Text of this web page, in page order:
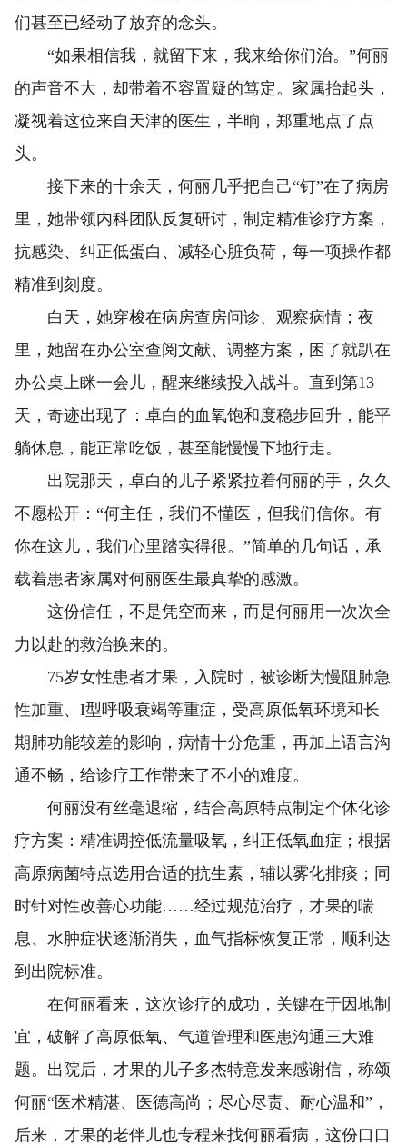
们甚至已经动了放弃的念头。
“如果相信我，就留下来，我来给你们治。”何丽
的声音不大，却带着不容置疑的笃定。家属抬起头，
凝视着这位来自天津的医生，半晌，郑重地点了点
头。
接下来的十余天，何丽几乎把自己“钉”在了病房
里，她带领内科团队反复研讨，制定精准诊疗方案，
抗感染、纠正低蛋白、减轻心脏负荷，每一项操作都
精准到刻度。
白天，她穿梭在病房查房问诊、观察病情；夜
里，她留在办公室查阅文献、调整方案，困了就趴在
办公桌上眯一会儿，醒来继续投入战斗。直到第13
天，奇迹出现了：卓白的血氧饱和度稳步回升，能平
躺休息，能正常吃饭，甚至能慢慢下地行走。
出院那天，卓白的儿子紧紧拉着何丽的手，久久
不愿松开：“何主任，我们不懂医，但我们信你。有
你在这儿，我们心里踏实得很。”简单的几句话，承
载着患者家属对何丽医生最真挚的感激。
这份信任，不是凭空而来，而是何丽用一次次全
力以赴的救治换来的。
75岁女性患者才果，入院时，被诊断为慢阻肺急
性加重、I型呼吸衰竭等重症，受高原低氧环境和长
期肺功能较差的影响，病情十分危重，再加上语言沟
通不畅，给诊疗工作带来了不小的难度。
何丽没有丝毫退缩，结合高原特点制定个体化诊
疗方案：精准调控低流量吸氧，纠正低氧血症；根据
高原病菌特点选用合适的抗生素，辅以雾化排痰；同
时针对性改善心功能……经过规范治疗，才果的喘
息、水肿症状逐渐消失，血气指标恢复正常，顺利达
到出院标准。
在何丽看来，这次诊疗的成功，关键在于因地制
宜，破解了高原低氧、气道管理和医患沟通三大难
题。出院后，才果的儿子多杰特意发来感谢信，称颂
何丽“医术精湛、医德高尚；尽心尽责、耐心温和”，
后来，才果的老伴儿也专程来找何丽看病，这份口口